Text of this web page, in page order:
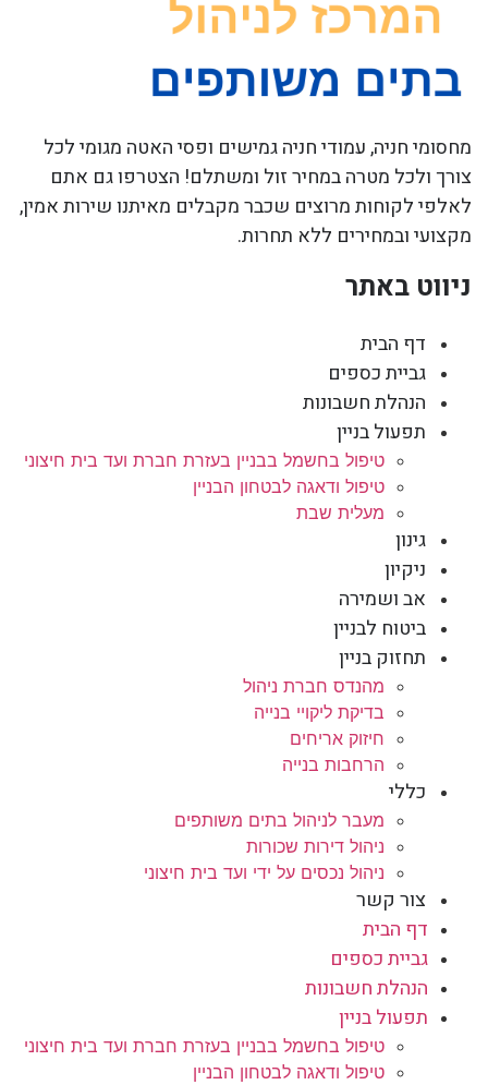
מחסומי חניה, עמודי חניה גמישים ופסי האטה מגומי לכל
צורך ולכל מטרה במחיר זול ומשתלם! הצטרפו גם אתם
לאלפי לקוחות מרוצים שכבר מקבלים מאיתנו שירות אמין,
מקצועי ובמחירים ללא תחרות.
ניווט באתר
דף הבית
גביית כספים
הנהלת חשבונות
תפעול בניין
טיפול בחשמל בבניין בעזרת חברת ועד בית חיצוני
טיפול ודאגה לבטחון הבניין
מעלית שבת
גינון
ניקיון
אב ושמירה
ביטוח לבניין
תחזוק בניין
מהנדס חברת ניהול
בדיקת ליקויי בנייה
חיזוק אריחים
הרחבות בנייה
כללי
מעבר לניהול בתים משותפים
ניהול דירות שכורות
ניהול נכסים על ידי ועד בית חיצוני
צור קשר
דף הבית
גביית כספים
הנהלת חשבונות
תפעול בניין
טיפול בחשמל בבניין בעזרת חברת ועד בית חיצוני
טיפול ודאגה לבטחון הבניין